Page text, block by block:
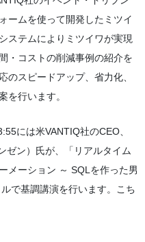
ームを使って開発したミツイ
ステムによりミツイワが実現
・コストの削減事例の紹介を
のスピードアップ、省力化、
を行います。
には米VANTIQ社のCEO、
ゼン）氏が、「リアルタイム
メーション ～ SQLを作った男
で基調講演を行います。こち